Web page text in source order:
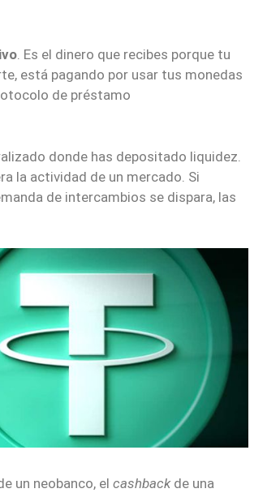
. Es el dinero que recibes porque tu
está pagando por usar tus monedas
de préstamo
donde has depositado liquidez.
la actividad de un mercado. Si
de intercambios se dispara, las
un neobanco, el cashbackde una